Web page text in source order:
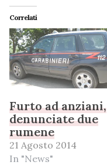
Correlati
Furto ad anziani,
denunciate due
rumene
21 Agosto 2014
In "News"